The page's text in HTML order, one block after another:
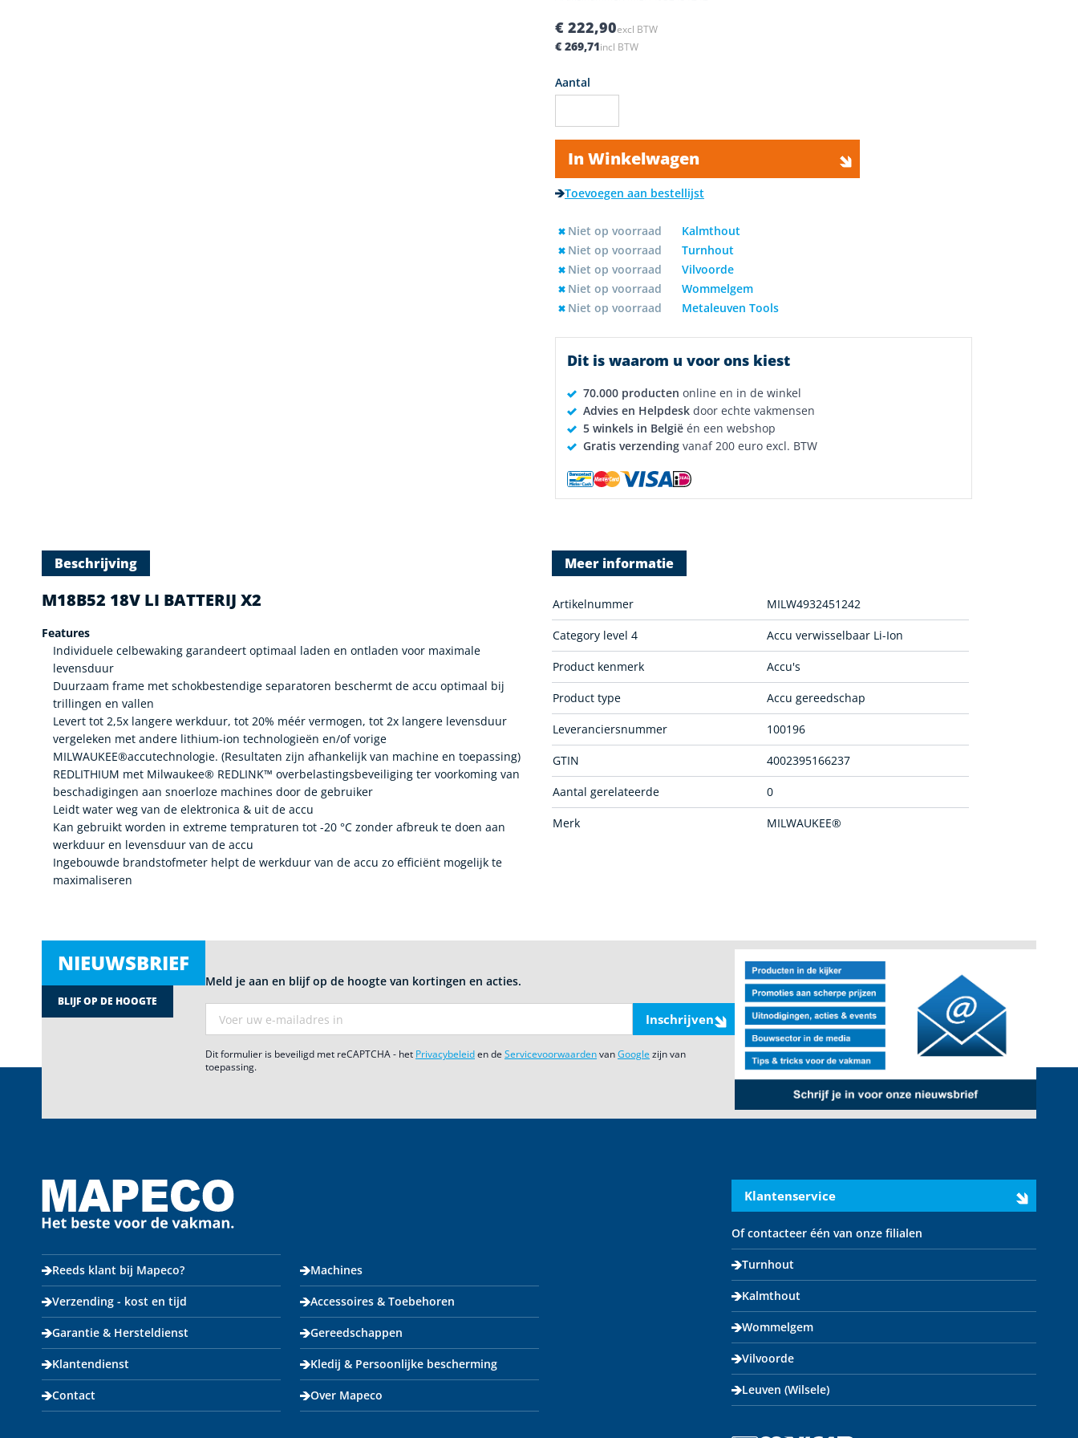
€ 222,90excl BTW
€ 269,71incl BTW
Aantal
In Winkelwagen
Toevoegen aan bestellijst
Niet op voorraad
Kalmthout
Niet op voorraad
Turnhout
Niet op voorraad
Vilvoorde
Niet op voorraad
Wommelgem
Niet op voorraad
Metaleuven Tools
Dit is waarom u voor ons kiest
70.000 producten online en in de winkel
Advies en Helpdesk door echte vakmensen
5 winkels in België én een webshop
Gratis verzending vanaf 200 euro excl. BTW
Beschrijving
M18B52 18V LI BATTERIJ X2
Features
Individuele celbewaking garandeert optimaal laden en ontladen voor maximale
levensduur
Duurzaam frame met schokbestendige separatoren beschermt de accu optimaal bij
trillingen en vallen
Levert tot 2,5x langere werkduur, tot 20% méér vermogen, tot 2x langere levensduur
vergeleken met andere lithium-ion technologieën en/of vorige
MILWAUKEE®accutechnologie. (Resultaten zijn afhankelijk van machine en toepassing)
REDLITHIUM met Milwaukee® REDLINK™ overbelastingsbeveiliging ter voorkoming van
beschadigingen aan snoerloze machines door de gebruiker
Leidt water weg van de elektronica & uit de accu
Kan gebruikt worden in extreme tempraturen tot -20 °C zonder afbreuk te doen aan
werkduur en levensduur van de accu
Ingebouwde brandstofmeter helpt de werkduur van de accu zo efficiënt mogelijk te
maximaliseren
Meer informatie
Artikelnummer MILW4932451242
Category level 4 Accu verwisselbaar Li-Ion
Product kenmerk Accu's
Product type Accu gereedschap
Leveranciersnummer 100196
GTIN 4002395166237
Aantal gerelateerde 0
Merk MILWAUKEE®
NIEUWSBRIEF
BLIJF OP DE HOOGTE
Meld je aan en blijf op de hoogte van kortingen en acties.
Inschrijven
Dit formulier is beveiligd met reCAPTCHA - het Privacybeleiden de ServicevoorwaardenvanGoogle zijn van
toepassing.
Reeds klant bij Mapeco?
Verzending - kost en tijd
Garantie & Hersteldienst
Klantendienst
Contact
Machines
Accessoires & Toebehoren
Gereedschappen
Kledij & Persoonlijke bescherming
Over Mapeco
Klantenservice
Of contacteer één van onze filialen
Turnhout
Kalmthout
Wommelgem
Vilvoorde
Leuven (Wilsele)